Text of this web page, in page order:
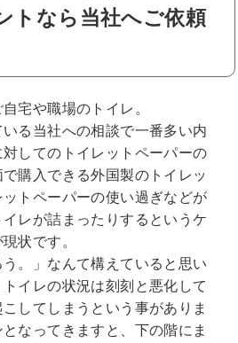
トなら当社へご依頼
宅や職場のトイレ。
る当社への相談で一番多い内
してのトイレットペーパーの
購入できる外国製のトイレッ
ットペーパーの使い過ぎなどが
レが詰まったりするというケ
状です。
。」なんて構えていると思い
イレの状況は刻刻と悪化して
してしまうという事がありま
なってきますと、下の階にま